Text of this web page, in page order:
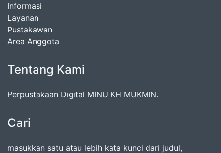
Informasi
Layanan
Pustakawan
Area Anggota
Tentang Kami
Perpustakaan Digital MINU KH MUKMIN.
Cari
masukkan satu atau lebih kata kunci dari judul,